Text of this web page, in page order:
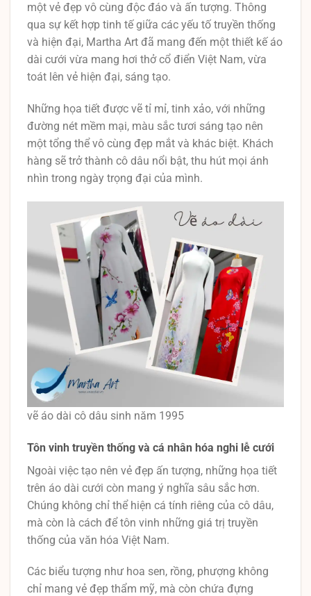
một vẻ đẹp vô cùng độc đáo và ấn tượng. Thông
qua sự kết hợp tinh tế giữa các yếu tố truyền thống
và hiện đại, Martha Art đã mang đến một thiết kế áo
dài cưới vừa mang hơi thở cổ điển Việt Nam, vừa
toát lên vẻ hiện đại, sáng tạo.
Những họa tiết được vẽ tỉ mỉ, tinh xảo, với những
đường nét mềm mại, màu sắc tươi sáng tạo nên
một tổng thể vô cùng đẹp mắt và khác biệt. Khách
hàng sẽ trở thành cô dâu nổi bật, thu hút mọi ánh
nhìn trong ngày trọng đại của mình.
vẽ áo dài cô dâu sinh năm 1995
Tôn vinh truyền thống và cá nhân hóa nghi lễ cưới
Ngoài việc tạo nên vẻ đẹp ấn tượng, những họa tiết
trên áo dài cưới còn mang ý nghĩa sâu sắc hơn.
Chúng không chỉ thể hiện cá tính riêng của cô dâu,
mà còn là cách để tôn vinh những giá trị truyền
thống của văn hóa Việt Nam.
Các biểu tượng như hoa sen, rồng, phượng không
chỉ mang vẻ đẹp thẩm mỹ, mà còn chứa đựng